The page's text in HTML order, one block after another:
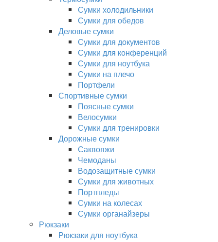
Сумки холодильники
Сумки для обедов
Деловые сумки
Сумки для документов
Сумки для конференций
Сумки для ноутбука
Сумки на плечо
Портфели
Спортивные сумки
Поясные сумки
Велосумки
Сумки для тренировки
Дорожные сумки
Саквояжи
Чемоданы
Водозащитные сумки
Сумки для животных
Портпледы
Сумки на колесах
Сумки органайзеры
Рюкзаки
Рюкзаки для ноутбука